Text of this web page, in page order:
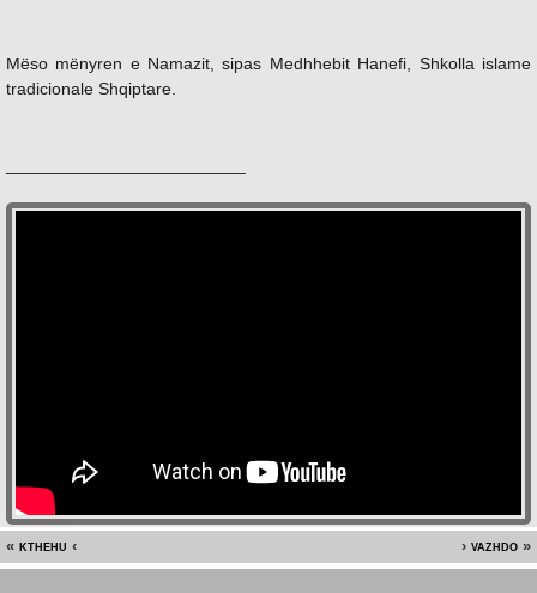
Mëso mënyren e Namazit, sipas Medhhebit Hanefi, Shkolla islame
tradicionale Shqiptare.
kthehu vazhdo